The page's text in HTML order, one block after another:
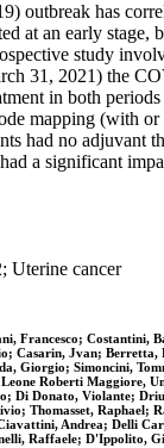
outbreak has
at an early
study
31, 2021) the
in both
mapping (with
had no adjuvant
a significant
Uterine cancer
Francesco;
Casarin, Jvan;
Giorgio; Simoncini,
Roberti Maggiore,
Di Donato, Violante;
Thomasset,
Andrea; Delli
Raffaele; D'Ippolito,